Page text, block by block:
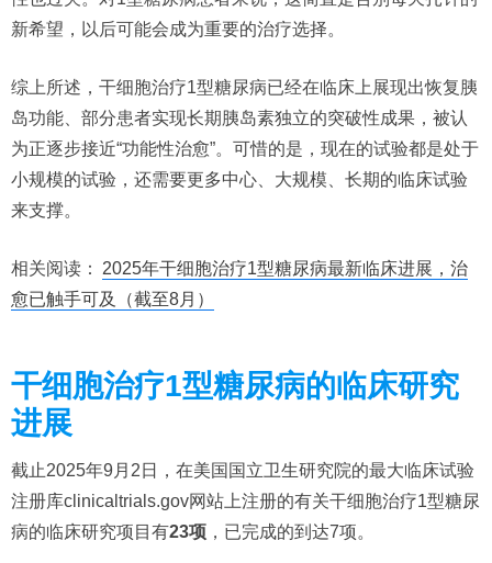
新希望，以后可能会成为重要的治疗选择。
综上所述，干细胞治疗1型糖尿病已经在临床上展现出恢复胰
岛功能、部分患者实现长期胰岛素独立的突破性成果，被认
为正逐步接近“功能性治愈”。可惜的是，现在的试验都是处于
小规模的试验，还需要更多中心、大规模、长期的临床试验
来支撑。
相关阅读：
2025年干细胞治疗1型糖尿病最新临床进展，治
愈已触手可及（截至8月）
干细胞治疗1型糖尿病的临床研究
进展
截止2025年9月2日，在美国国立卫生研究院的最大临床试验
注册库clinicaltrials.gov网站上注册的有关干细胞治疗1型糖尿
病的临床研究项目有23项 ，已完成的到达7项。